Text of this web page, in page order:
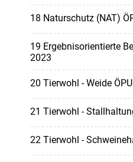
18 Naturschutz (NAT)
19 Ergebnisorientierte
2023
20 Tierwohl - Weide
21 Tierwohl -
22 Tierwohl -